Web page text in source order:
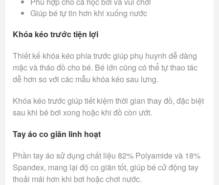
Giúp bé tự tin hơn khi xuống nước
Khóa kéo trước tiện lợi
Thiết kế khóa kéo phía trước giúp phụ huynh dễ dàng
mặc và tháo đồ cho bé. Bé lớn cũng có thể tự thao tác
dễ hơn so với các mẫu khóa kéo sau lưng.
Khóa kéo trước giúp tiết kiệm thời gian thay đồ, đặc biệt
sau khi bé bơi xong hoặc khi đồ còn ướt.
Tay áo co giãn linh hoạt
Phần tay áo sử dụng chất liệu 82% Polyamide và 18%
Spandex, mang lại độ co giãn tốt, giúp bé cử động tay
thoải mái hơn khi bơi hoặc chơi nước.